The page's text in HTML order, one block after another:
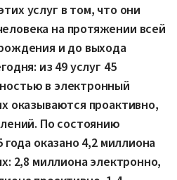
услуг в том, что они
на протяжении всей
и до выхода
из 49 услуг 45
в электронный
оказываются проактивно,
По состоянию
года оказано 4,2 миллиона
2,8 миллиона электронно,